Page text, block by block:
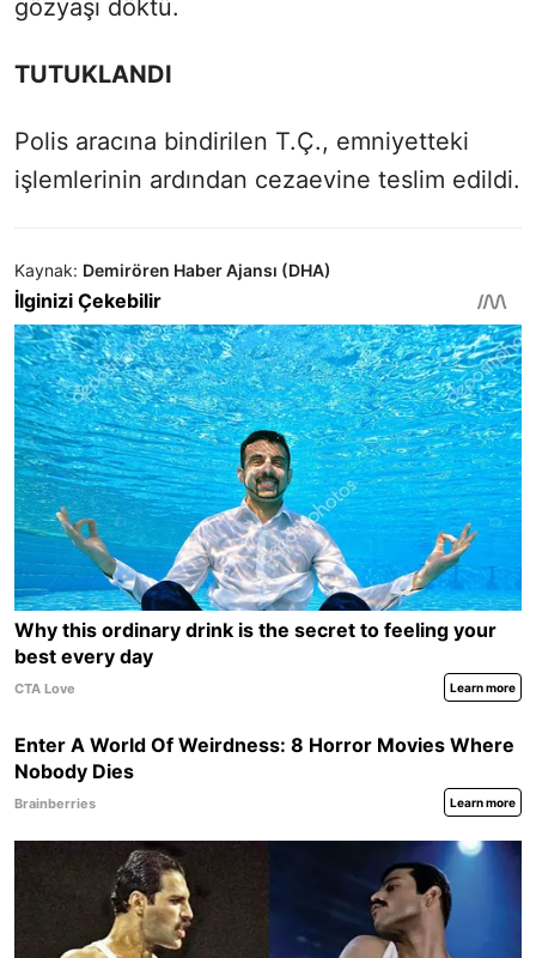
gözyaşı döktü.
TUTUKLANDI
Polis aracına bindirilen T.Ç., emniyetteki
işlemlerinin ardından cezaevine teslim edildi.
Kaynak: Demirören Haber Ajansı (DHA)